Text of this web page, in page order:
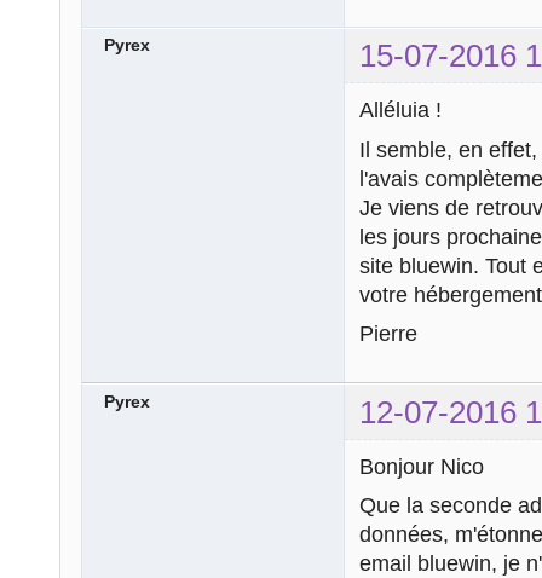
Pyrex 15-07-2016
Alléluia !
Il semble, en
l'avais
Je viens de
les jours
site bluewin. Tout
votre
Pierre
Pyrex 12-07-2016
Bonjour Nico
Que la seconde
données,
email bluewin, je